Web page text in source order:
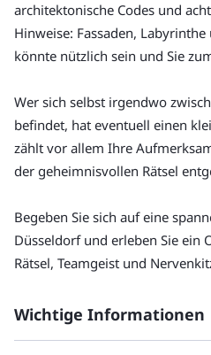
architektonische Codes und
Hinweise: Fassaden,
könnte nützlich sein und Sie
Wer sich selbst irgendwo
befindet, hat eventuell einen
zählt vor allem Ihre
der geheimnisvollen Rätsel
Begeben Sie sich auf eine
Düsseldorf und erleben Sie ein
Rätsel, Teamgeist und
Wichtige Informationen